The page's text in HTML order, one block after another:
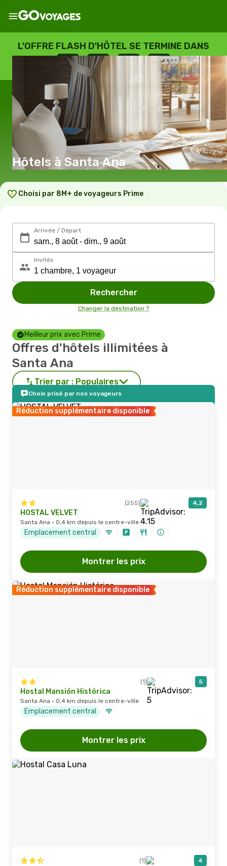
L'OFFRE FLASH D'HÔTEL SE TERMINE DANS
--
JOURS
: --
HEURES
: --
SECONDES
Hôtels à Santa Ana
Choisi par 8M+ de voyageurs Prime
Arrivée / Départ
Invités
Rechercher
Changer la destination ?
Meilleur prix avec Prime
Offres d'hôtels illimitées à
Santa Ana
Trier par : Populaires
Choix prisé par nos voyageurs
Réduction supplémentaire disponible
(255) 4,2
HOSTAL VELVET
Santa Ana · 0,4 km depuis le centre-ville
Emplacement central
Montrer les prix
Réduction supplémentaire disponible
(1) 5
Hostal Mansión Histórica
Santa Ana · 0,4 km depuis le centre-ville
Emplacement central
Montrer les prix
(1) 4